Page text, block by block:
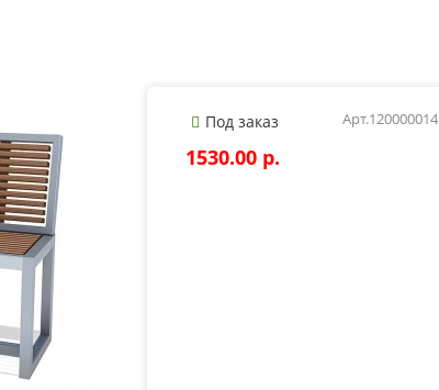
Под заказ Арт.120000014
1530.00 p.